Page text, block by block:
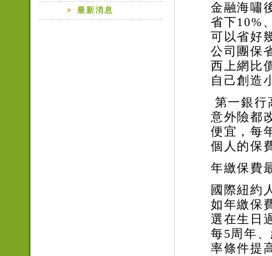
最新消息
金融海嘯
省下10%
可以省好
公司團保
西上網比
自己創造
第一銀行
意外險都
便宜，每
個人的保
年繳保費
國際紐約
如年繳保
選在生日
每5周年
率條件提